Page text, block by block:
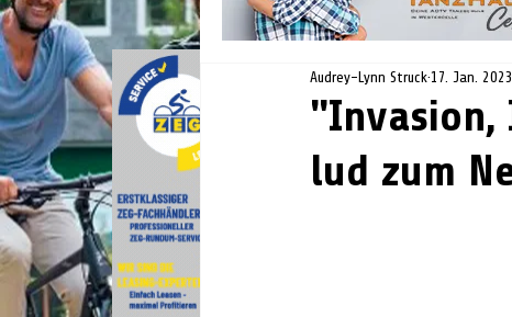
"Invasion,
lud zum
Audrey-Lynn Struck 17. Jan. 2023